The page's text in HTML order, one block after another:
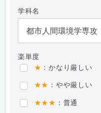
学科名
楽単度
★ ：かなり厳しい
★★ ：やや厳しい
★★★ ：普通